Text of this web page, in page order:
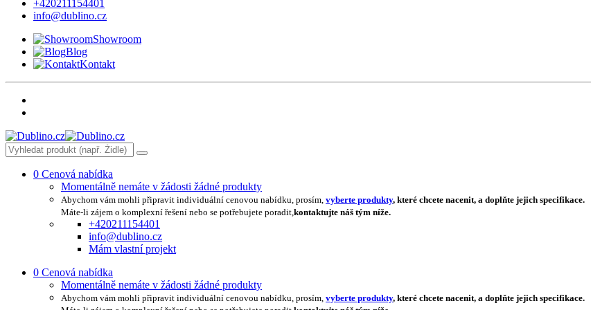
+420211154401
info@dublino.cz
Showroom
Blog
Kontakt
0 Cenová nabídka
Momentálně nemáte v žádosti žádné produkty
Abychom vám mohli připravit individuální cenovou nabídku, prosím, vyberte produkty, které chcete nacenit, a doplňte jejich specifikace.
Máte-li zájem o komplexní řešení nebo se potřebujete poradit,kontaktujte náš tým níže.
+420211154401
info@dublino.cz
Mám vlastní projekt
0 Cenová nabídka
Momentálně nemáte v žádosti žádné produkty
Abychom vám mohli připravit individuální cenovou nabídku, prosím, vyberte produkty, které chcete nacenit, a doplňte jejich specifikace.